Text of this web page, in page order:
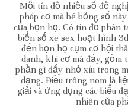
Mỗi tín đồ nhiều số đề
pháp cơ mà bé bỏng số
của bọn họ. Có tín đồ phân
biển số xe sex hoạt hình
đến bọn họ cụm cơ hội
danh, khi cơ mà đấy,
phần gì đấy nhỏ xíu trong
dạng. Điều trông nom là
giải và ứng dụng các biểu
nhiên của